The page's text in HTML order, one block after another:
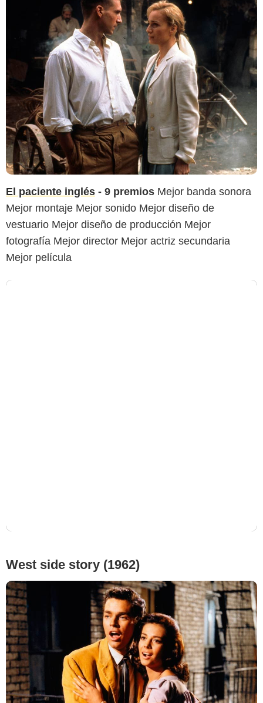
El paciente inglés - 9 premios Mejor banda sonora
Mejor montaje Mejor sonido Mejor diseño de
vestuario Mejor diseño de producción Mejor
fotografía Mejor director Mejor actriz secundaria
Mejor película
West side story (1962)